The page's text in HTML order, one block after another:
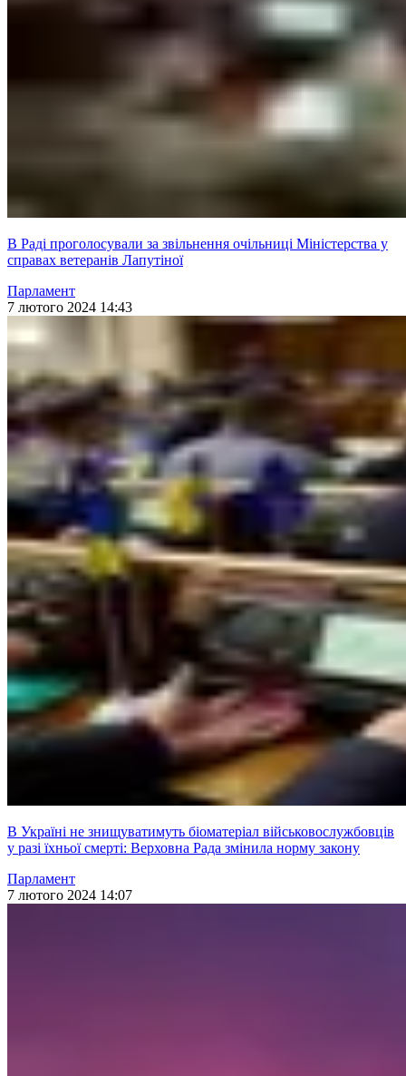
В Раді проголосували за звільнення очільниці Міністерства у
справах ветеранів Лапутіної
Парламент
7 лютого 2024 14:43
В Україні не знищуватимуть біоматеріал військовослужбовців
у разі їхньої смерті: Верховна Рада змінила норму закону
Парламент
7 лютого 2024 14:07